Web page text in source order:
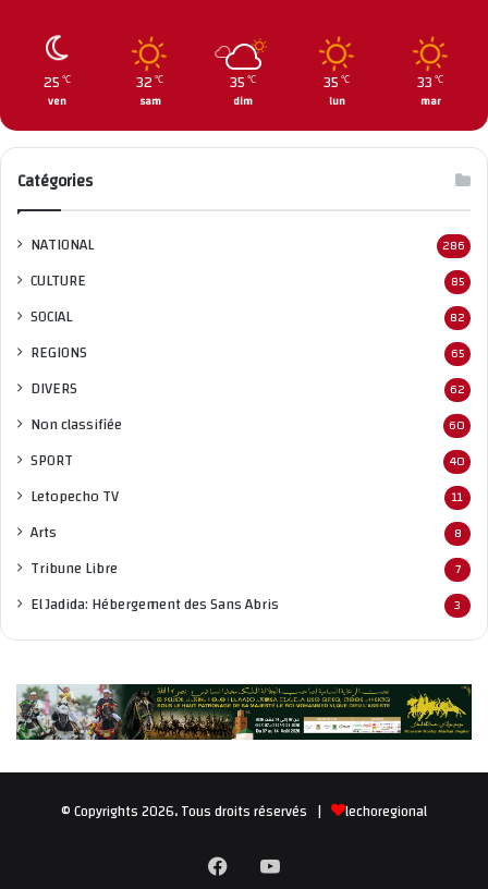
25 ℃
ven
32 ℃
sam
35 ℃
dim
35 ℃
lun
33℃
mar
Catégories
NATIONAL 286
CULTURE 85
SOCIAL 82
REGIONS 65
DIVERS 62
Non classifiée 60
SPORT 40
Letopecho TV 11
Arts 8
Tribune Libre 7
El Jadida: Hébergement des Sans Abris 3
© Copyrights 2026، Tous droits réservés | lechoregional
Facebook